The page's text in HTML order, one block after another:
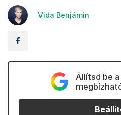
Vida Benjámin
Állítsd be